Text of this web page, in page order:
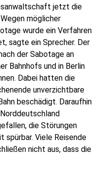
jetzt die
möglicher
wurde ein Verfahren
sagte ein Sprecher. Der
der Sabotage an
Bahnhofs und in Berlin
Dabei hatten die
unverzichtbare
beschädigt. Daraufhin
die Störungen
spürbar. Viele Reisende
nicht aus, dass die